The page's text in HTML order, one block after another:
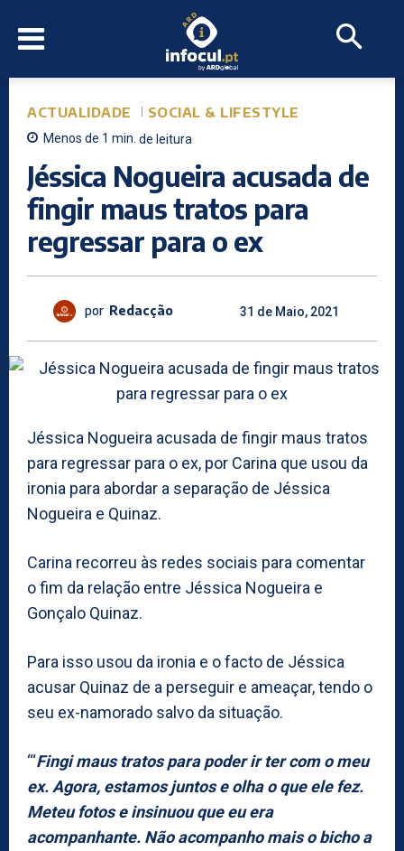
ACTUALIDADE SOCIAL & LIFESTYLE
Menos de 1 min. de leitura
Jéssica Nogueira acusada de
fingir maus tratos para
regressar para o ex
por Redacção 31 de Maio, 2021
Jéssica Nogueira acusada de fingir maus tratos
para regressar para o ex, por Carina que usou da
ironia para abordar a separação de Jéssica
Nogueira e Quinaz.
Carina recorreu às redes sociais para comentar
o fim da relação entre Jéssica Nogueira e
Gonçalo Quinaz.
Para isso usou da ironia e o facto de Jéssica
acusar Quinaz de a perseguir e ameaçar, tendo o
seu ex-namorado salvo da situação.
“‘Fingi maus tratos para poder ir ter com o meu
ex. Agora, estamos juntos e olha o que ele fez.
Meteu fotos e insinuou que eu era
acompanhante. Não acompanho mais o bicho a